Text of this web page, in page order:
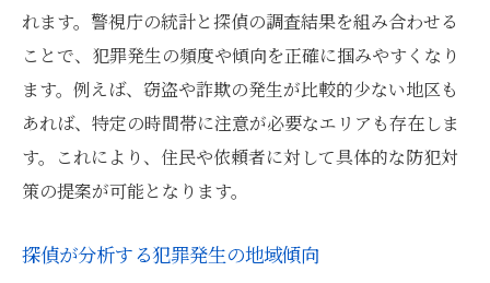
れます。警視庁の統計と探偵の調査結果を組み合わせる
ことで、犯罪発生の頻度や傾向を正確に掴みやすくなり
ます。例えば、窃盗や詐欺の発生が比較的少ない地区も
あれば、特定の時間帯に注意が必要なエリアも存在しま
す。これにより、住民や依頼者に対して具体的な防犯対
策の提案が可能となります。
探偵が分析する犯罪発生の地域傾向